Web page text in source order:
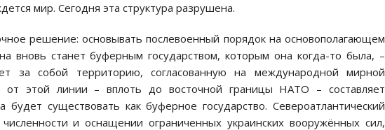
мир. Сегодня эта структура разрушена.
решение: основывать послевоенный порядок на основополагающем
вновь станет буферным государством, которым она когда-то была, –
за собой территорию, согласованную на международной мирной
этой линии – вплоть до восточной границы НАТО – составляет
существовать как буферное государство. Североатлантический
и оснащении ограниченных украинских вооружённых сил,